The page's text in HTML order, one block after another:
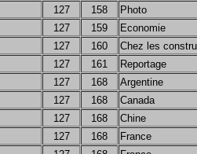
127 158
Photo
127 159
Economie
127 160
Chez les
127 161
Reportage
127 168
Argentine
127 168
Canada
127 168
Chine
127 168
France